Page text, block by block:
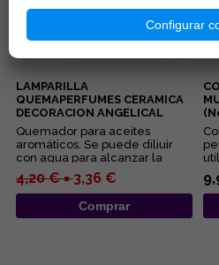
LAMPARILLA
QUEMAPERFUMES CERAMICA
DECORACION ANGELICAL
COLOR BLANCO 9x10 cm.
Quemador para aceites
aromáticos. Se puede diliuir
con agua para alcanzar la
intensidad deseada....
4,20 € =3,36 €
Comprar
Configurar